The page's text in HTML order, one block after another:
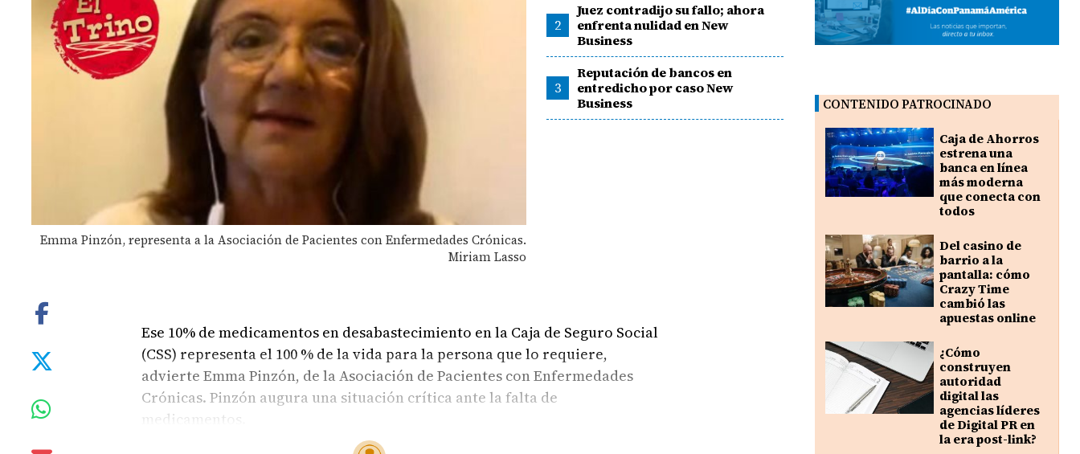
Emma Pinzón, representa a la Asociación de Pacientes con Enfermedades Crónicas.
Miriam Lasso
2
Juez contradijo su fallo; ahora
enfrenta nulidad en New
Business
3
Reputación de bancos en
entredicho por caso New
Business
Ese 10% de medicamentos en desabastecimiento en la Caja de Seguro Social
(CSS) representa el 100 % de la vida para la persona que lo requiere,
advierte Emma Pinzón, de la Asociación de Pacientes con Enfermedades
Crónicas. Pinzón augura una situación crítica ante la falta de
medicamentos.
CONTENIDO PATROCINADO
Caja de Ahorros
estrena una
banca en línea
más moderna
que conecta con
todos
Del casino de
barrio a la
pantalla: cómo
Crazy Time
cambió las
apuestas online
¿Cómo
construyen
autoridad
digital las
agencias líderes
de Digital PR en
la era post-link?